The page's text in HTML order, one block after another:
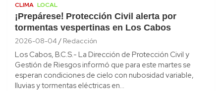
CLIMA LOCAL
¡Prepárese! Protección Civil alerta por
tormentas vespertinas en Los Cabos
2026-08-04 Redacción
Los Cabos, B.C.S.- La Dirección de Protección Civil y
Gestión de Riesgos informó que para este martes se
esperan condiciones de cielo con nubosidad variable,
lluvias y tormentas eléctricas en…